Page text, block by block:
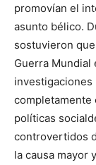
promovían el
asunto bélico.
sostuvieron
Guerra Mundial
investigaciones
completamente
políticas
controvertidos
la causa mayor